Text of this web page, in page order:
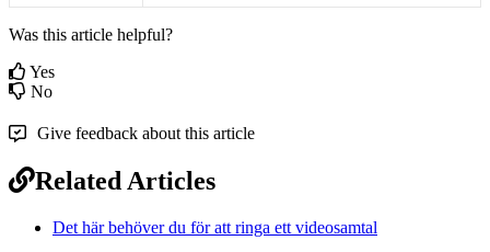
Was this article helpful?
Yes
No
Give feedback about this article
Related Articles
Det här behöver du för att ringa ett videosamtal